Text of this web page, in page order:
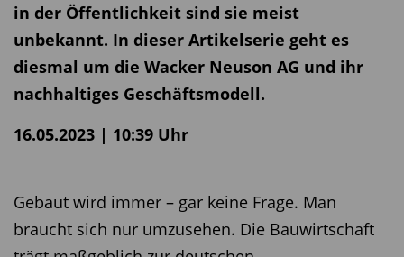
in der Öffentlichkeit sind sie meist
unbekannt. In dieser Artikelserie geht es
diesmal um die Wacker Neuson AG und ihr
nachhaltiges Geschäftsmodell.
16.05.2023 | 10:39 Uhr
Gebaut wird immer – gar keine Frage. Man
braucht sich nur umzusehen. Die Bauwirtschaft